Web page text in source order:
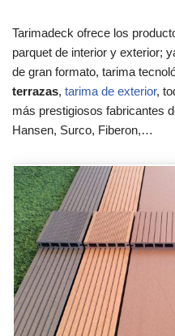
Tarimadeck ofrece los
parquet de interior y exterior;
de gran formato, tarima
terrazas, tarima de exterior,
más prestigiosos fabricantes
Hansen, Surco, Fiberon,…